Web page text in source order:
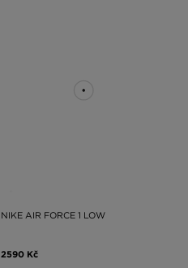
NIKE AIR FORCE 1 LOW
2590 Kč